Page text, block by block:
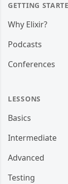
GETTING
Why Elixir?
Podcasts
Conferences
LESSONS
Basics
Intermediate
Advanced
Testing